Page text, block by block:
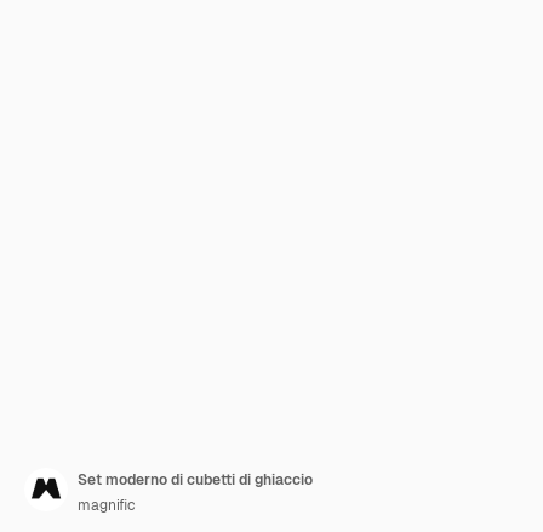
Set moderno di cubetti di ghiaccio
magnific